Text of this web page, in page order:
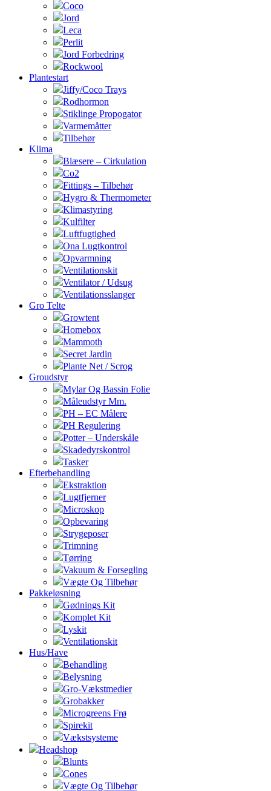
Coco
Jord
Leca
Perlit
Jord Forbedring
Rockwool
Plantestart
Jiffy/Coco Trays
Rodhormon
Stiklinge Propogator
Varmemåtter
Tilbehør
Klima
Blæsere – Cirkulation
Co2
Fittings – Tilbehør
Hygro & Thermometer
Klimastyring
Kulfilter
Luftfugtighed
Ona Lugtkontrol
Opvarmning
Ventilationskit
Ventilator / Udsug
Ventilationsslanger
Gro Telte
Growtent
Homebox
Mammoth
Secret Jardin
Plante Net / Scrog
Groudstyr
Mylar Og Bassin Folie
Måleudstyr Mm.
PH – EC Målere
PH Regulering
Potter – Underskåle
Skadedyrskontrol
Tasker
Efterbehandling
Ekstraktion
Lugtfjerner
Microskop
Opbevaring
Strygeposer
Trimning
Tørring
Vakuum & Forsegling
Vægte Og Tilbehør
Pakkeløsning
Gødnings Kit
Komplet Kit
Lyskit
Ventilationskit
Hus/Have
Behandling
Belysning
Gro-Vækstmedier
Grobakker
Microgreens Frø
Spirekit
Vækstsysteme
Headshop
Blunts
Cones
Vægte Og Tilbehør